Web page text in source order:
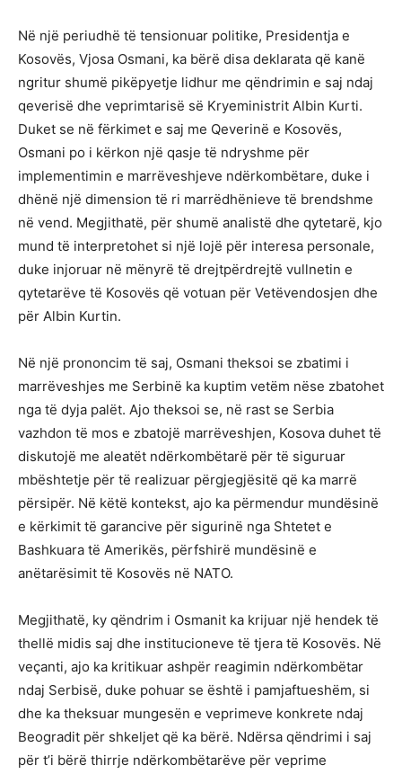
Në një periudhë të tensionuar politike, Presidentja e
Kosovës, Vjosa Osmani, ka bërë disa deklarata që kanë
ngritur shumë pikëpyetje lidhur me qëndrimin e saj ndaj
qeverisë dhe veprimtarisë së Kryeministrit Albin Kurti.
Duket se në fërkimet e saj me Qeverinë e Kosovës,
Osmani po i kërkon një qasje të ndryshme për
implementimin e marrëveshjeve ndërkombëtare, duke i
dhënë një dimension të ri marrëdhënieve të brendshme
në vend. Megjithatë, për shumë analistë dhe qytetarë, kjo
mund të interpretohet si një lojë për interesa personale,
duke injoruar në mënyrë të drejtpërdrejtë vullnetin e
qytetarëve të Kosovës që votuan për Vetëvendosjen dhe
për Albin Kurtin.
Në një prononcim të saj, Osmani theksoi se zbatimi i
marrëveshjes me Serbinë ka kuptim vetëm nëse zbatohet
nga të dyja palët. Ajo theksoi se, në rast se Serbia
vazhdon të mos e zbatojë marrëveshjen, Kosova duhet të
diskutojë me aleatët ndërkombëtarë për të siguruar
mbështetje për të realizuar përgjegjësitë që ka marrë
përsipër. Në këtë kontekst, ajo ka përmendur mundësinë
e kërkimit të garancive për sigurinë nga Shtetet e
Bashkuara të Amerikës, përfshirë mundësinë e
anëtarësimit të Kosovës në NATO.
Megjithatë, ky qëndrim i Osmanit ka krijuar një hendek të
thellë midis saj dhe institucioneve të tjera të Kosovës. Në
veçanti, ajo ka kritikuar ashpër reagimin ndërkombëtar
ndaj Serbisë, duke pohuar se është i pamjaftueshëm, si
dhe ka theksuar mungesën e veprimeve konkrete ndaj
Beogradit për shkeljet që ka bërë. Ndërsa qëndrimi i saj
për t’i bërë thirrje ndërkombëtarëve për veprime